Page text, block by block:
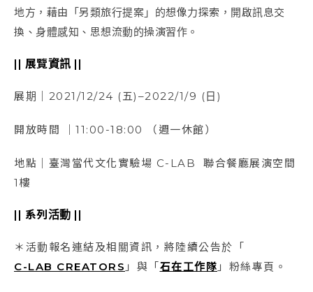
地方，藉由「另類旅行提案」的想像力探索，開啟訊息交
換、身體感知、思想流動的操演習作。
|| 展覽資訊 ||
展期｜2021/12/24 (五)–2022/1/9 (日)
開放時間 ｜11:00-18:00 （週一休館）
地點｜臺灣當代文化實驗場 C-LAB 聯合餐廳展演空間
1樓
|| 系列活動 ||
＊活動報名連結及相關資訊，將陸續公告於「
C-LAB CREATORS 」與「石在工作隊 」粉絲專頁。